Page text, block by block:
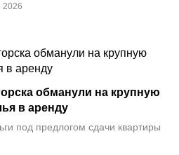
2026
обманули на крупную
в аренду
под предлогом сдачи квартиры